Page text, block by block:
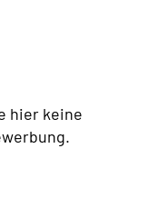
hier keine